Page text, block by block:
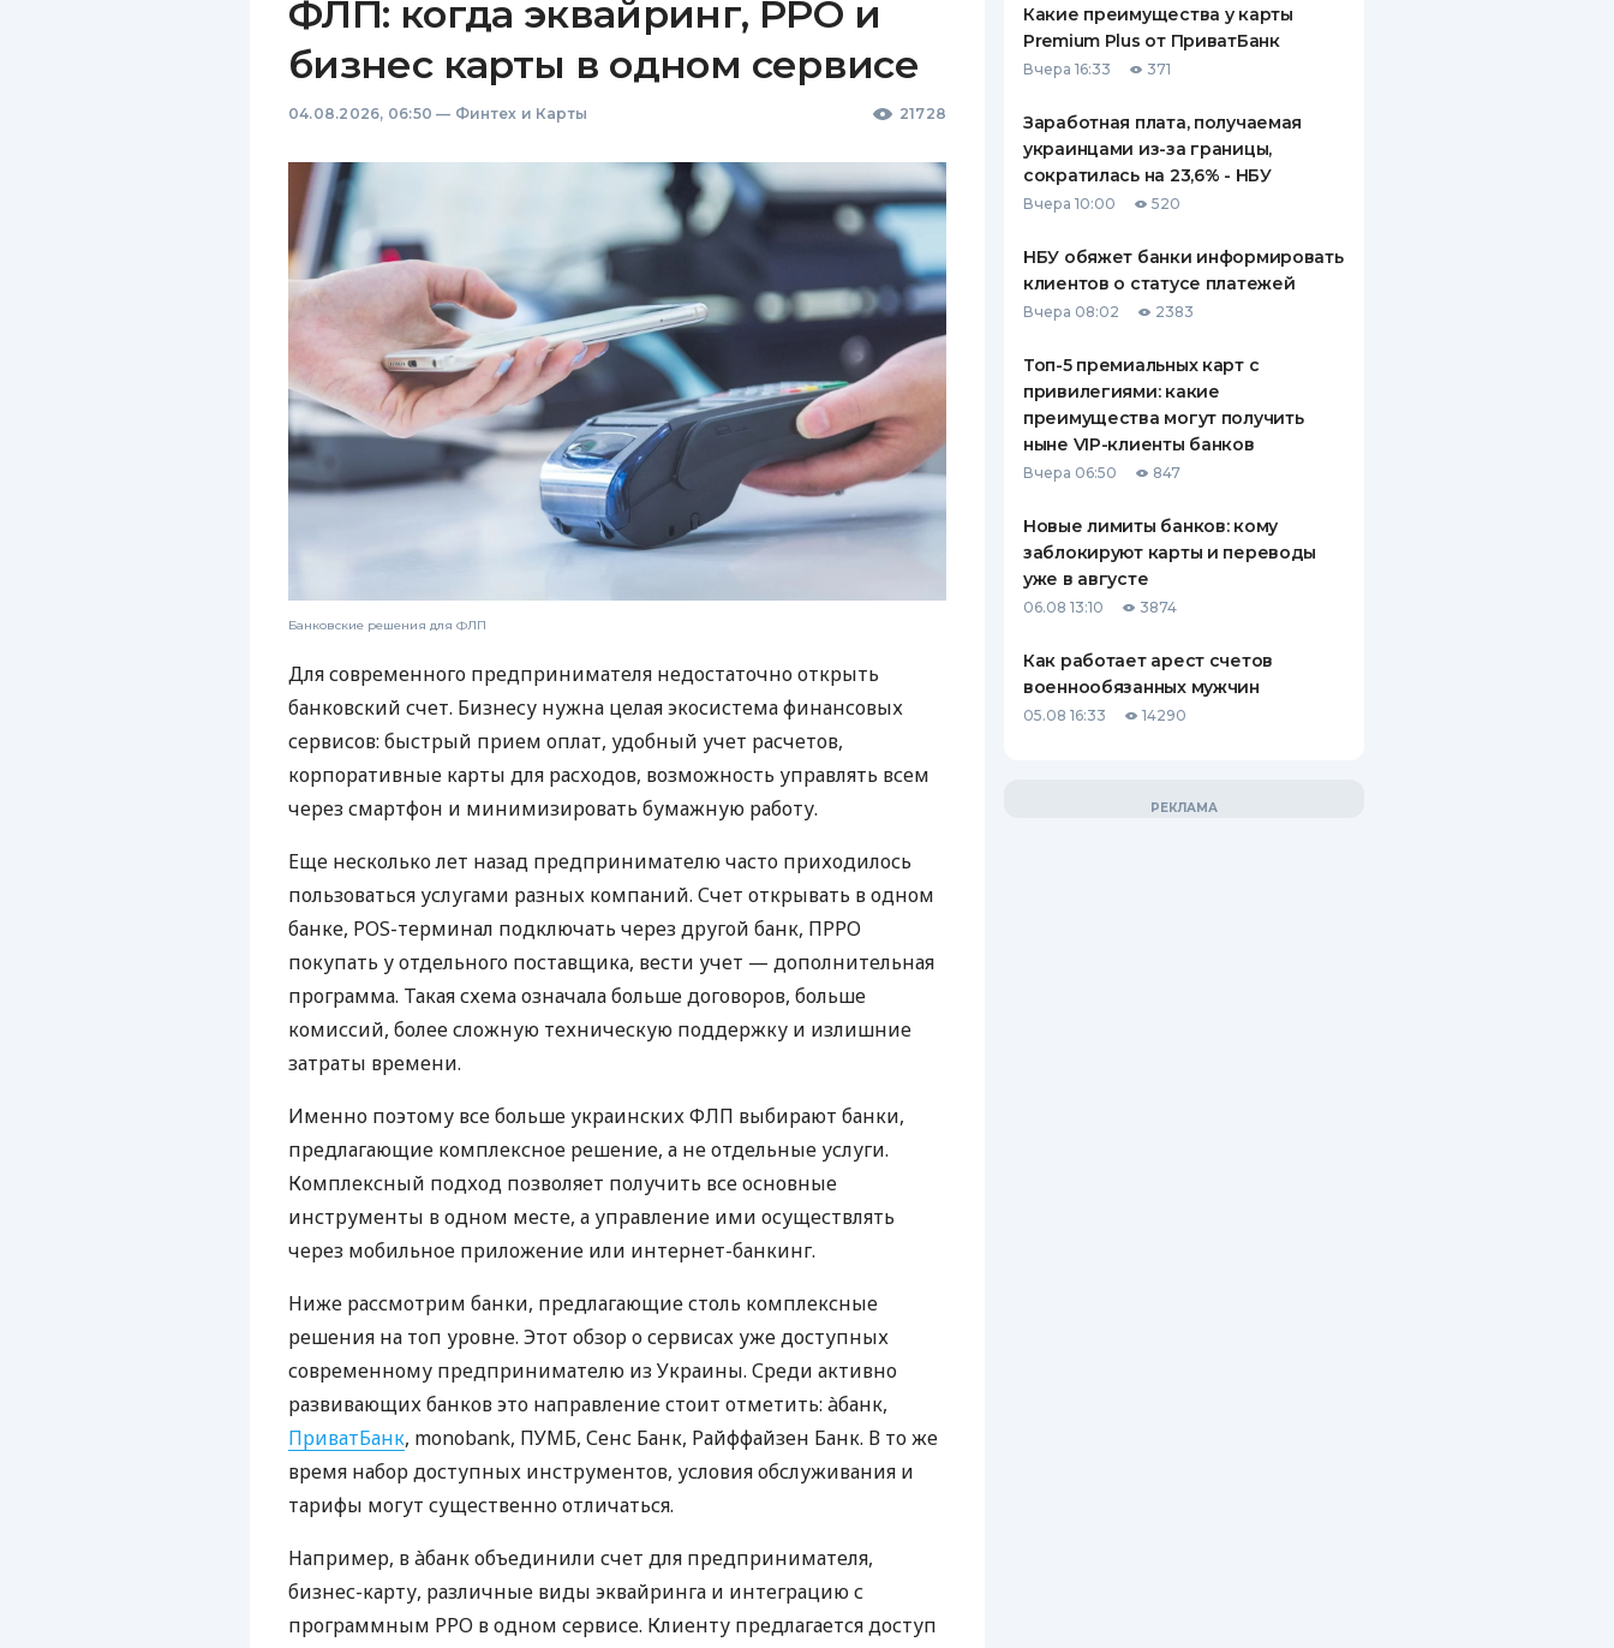
ФЛП: когда эквайринг, РРО и
бизнес карты в одном сервисе
04.08.2026, 06:50 — Финтех и Карты 21728
Банковские решения для ФЛП
Для современного предпринимателя недостаточно открыть
банковский счет. Бизнесу нужна целая экосистема финансовых
сервисов: быстрый прием оплат, удобный учет расчетов,
корпоративные карты для расходов, возможность управлять всем
через смартфон и минимизировать бумажную работу.
Еще несколько лет назад предпринимателю часто приходилось
пользоваться услугами разных компаний. Счет открывать в одном
банке, POS-терминал подключать через другой банк, ПРРО
покупать у отдельного поставщика, вести учет — дополнительная
программа. Такая схема означала больше договоров, больше
комиссий, более сложную техническую поддержку и излишние
затраты времени.
Именно поэтому все больше украинских ФЛП выбирают банки,
предлагающие комплексное решение, а не отдельные услуги.
Комплексный подход позволяет получить все основные
инструменты в одном месте, а управление ими осуществлять
через мобильное приложение или интернет-банкинг.
Ниже рассмотрим банки, предлагающие столь комплексные
решения на топ уровне. Этот обзор о сервисах уже доступных
современному предпринимателю из Украины. Среди активно
развивающих банков это направление стоит отметить: àбанк,
ПриватБанк, monobank, ПУМБ, Сенс Банк, Райффайзен Банк. В то же
время набор доступных инструментов, условия обслуживания и
тарифы могут существенно отличаться.
Например, в àбанк объединили счет для предпринимателя,
бизнес-карту, различные виды эквайринга и интеграцию с
программным РРО в одном сервисе. Клиенту предлагается доступ
Какие преимущества у карты
Premium Plus от ПриватБанк
Вчера 16:33 371
Заработная плата, получаемая
украинцами из-за границы,
сократилась на 23,6% - НБУ
Вчера 10:00 520
НБУ обяжет банки информировать
клиентов о статусе платежей
Вчера 08:02 2383
Топ-5 премиальных карт с
привилегиями: какие
преимущества могут получить
ныне VIP-клиенты банков
Вчера 06:50 847
Новые лимиты банков: кому
заблокируют карты и переводы
уже в августе
06.08 13:10 3874
Как работает арест счетов
военнообязанных мужчин
05.08 16:33 14290